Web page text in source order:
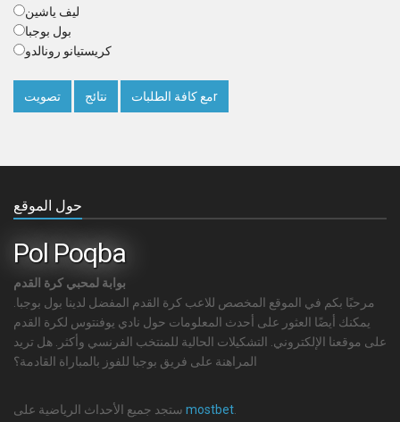
ليف ياشين
بول بوجبا
كريستيانو رونالدو
تصويت نتائج مع كافة الطلباتr
حول الموقع
Pol Poqba
بوابة لمحبي كرة القدم
مرحبًا بكم في الموقع المخصص للاعب كرة القدم المفضل لدينا بول بوجبا.
يمكنك أيضًا العثور على أحدث المعلومات حول نادي يوفنتوس لكرة القدم
على موقعنا الإلكتروني. التشكيلات الحالية للمنتخب الفرنسي وأكثر. هل تريد
المراهنة على فريق بوجبا للفوز بالمباراة القادمة؟
mostbet